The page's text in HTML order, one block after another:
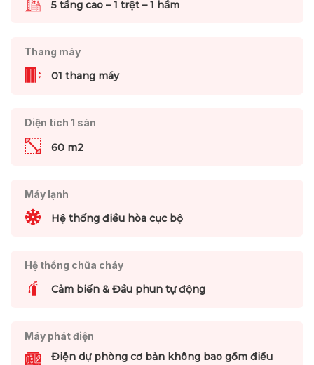
5 tầng cao – 1 trệt – 1 hầm
Thang máy
01 thang máy
Diện tích 1 sàn
60 m2
Máy lạnh
Hệ thống điều hòa cục bộ
Hệ thống chữa cháy
Cảm biến & Đầu phun tự động
Máy phát điện
Điện dự phòng cơ bản không bao gồm điều